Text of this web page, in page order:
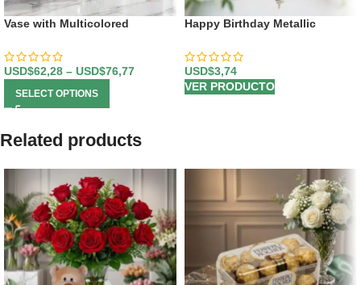
Vase with Multicolored
USD$62,28 – USD$76,77
SELECT OPTIONS
Happy Birthday Metallic
USD$3,74
VER PRODUCTO
Related products